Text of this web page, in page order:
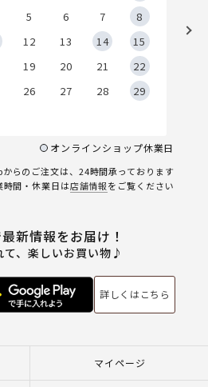
5 6 7
8
12 13 14
15
19 20 21
22
26 27 28
29
オンラインショップ休業日
らのご注文は、24時間承っております
間・休業日は店舗情報をご覧ください
新情報をお届け！
て、楽しいお買い物♪
詳しくはこちら
マイページ